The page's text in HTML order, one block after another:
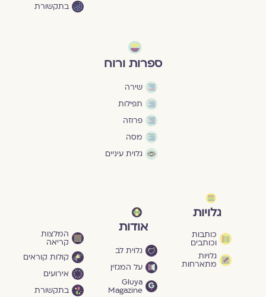
בתקשורת
ספרות ורוח
שירה
תפילות
פרוזה
מסה
גלוית עיניים
גלויות
כותבות
וכותבים
גלויות
מתארחות
אודות
גלוית לב
על המגזין
Gluya
Magazine
המלצות
קריאה
קולות קוראים
אירועים
בתקשורת